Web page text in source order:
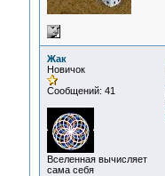
Жак
Новичок
Сообщений: 41
Вселенная вычисляет
сама себя